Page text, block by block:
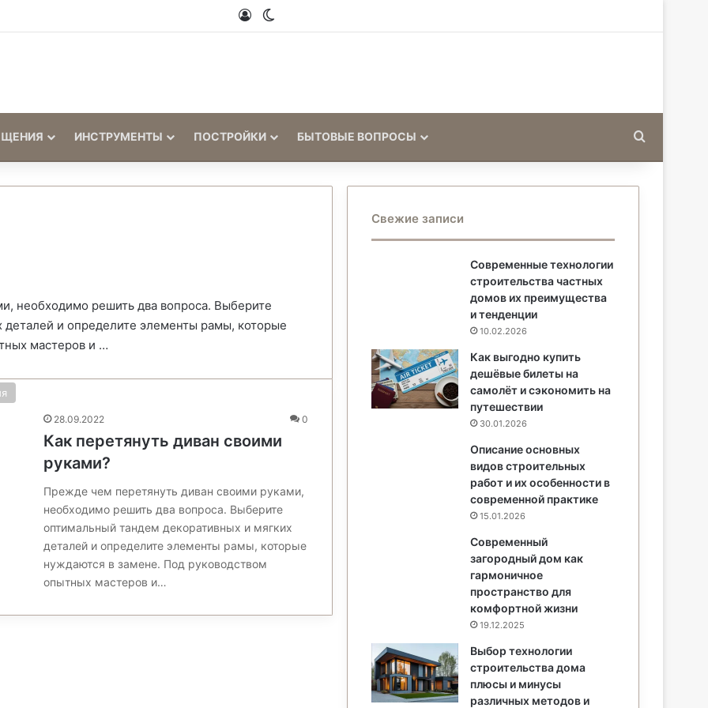
Войти
ИНСТРУМЕНТЫ ПОСТРОЙКИ БЫТОВЫЕ ВОПРОСЫ
необходимо решить два вопроса. Выберите
и определите элементы рамы, которые
мастеров и …
28.09.2022 0
Как перетянуть диван своими
руками?
Прежде чем перетянуть диван своими руками,
необходимо решить два вопроса. Выберите
оптимальный тандем декоративных и мягких
деталей и определите элементы рамы, которые
нуждаются в замене. Под руководством
опытных мастеров и…
Свежие записи
Современные технологии
строительства частных
домов их преимущества
и тенденции
10.02.2026
Как выгодно купить
дешёвые билеты на
самолёт и сэкономить на
путешествии
30.01.2026
Описание основных
видов строительных
работ и их особенности в
современной практике
15.01.2026
Современный
загородный дом как
гармоничное
пространство для
комфортной жизни
19.12.2025
Выбор технологии
строительства дома
плюсы и минусы
различных методов и